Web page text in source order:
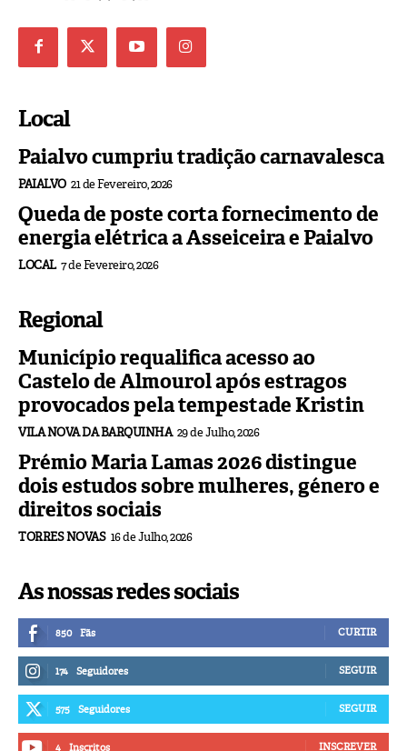
Local
Paialvo cumpriu tradição carnavalesca
PAIALVO 21 de Fevereiro, 2026
Queda de poste corta fornecimento de
energia elétrica a Asseiceira e Paialvo
LOCAL 7 de Fevereiro, 2026
Regional
Município requalifica acesso ao
Castelo de Almourol após estragos
provocados pela tempestade Kristin
VILA NOVA DA BARQUINHA 29 de Julho, 2026
Prémio Maria Lamas 2026 distingue
dois estudos sobre mulheres, género e
direitos sociais
TORRES NOVAS 16 de Julho, 2026
As nossas redes sociais
850 Fãs CURTIR
174 Seguidores SEGUIR
575 Seguidores SEGUIR
4 Inscritos INSCREVER